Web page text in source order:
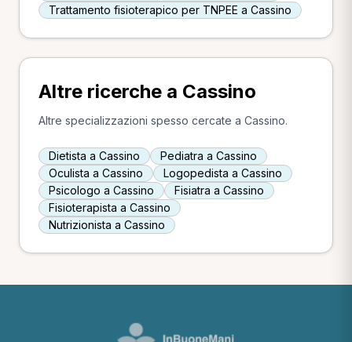
Trattamento fisioterapico per TNPEE a Cassino
Altre ricerche a Cassino
Altre specializzazioni spesso cercate a Cassino.
Dietista a Cassino
Pediatra a Cassino
Oculista a Cassino
Logopedista a Cassino
Psicologo a Cassino
Fisiatra a Cassino
Fisioterapista a Cassino
Nutrizionista a Cassino